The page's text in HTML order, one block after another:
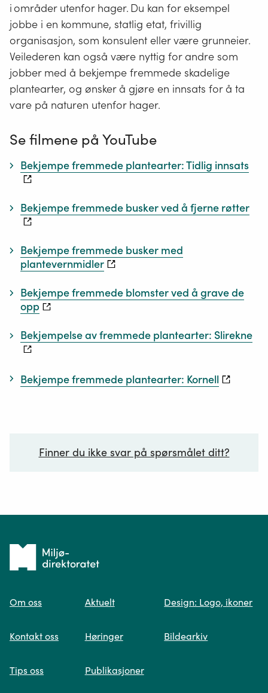
Slike
arter
som
på
i områder utenfor hager. Du kan for eksempel
jobbe i en kommune, statlig etat, frivillig
organisasjon, som konsulent eller være grunneier.
Veilederen kan også være nyttig for andre som
jobber med å bekjempe fremmede skadelige
plantearter, og ønsker å gjøre en innsats for å ta
vare på naturen utenfor hager.
Se filmene på YouTube
Bekjempe fremmede plantearter: Tidlig innsats
Bekjempe fremmede busker ved å fjerne røtter
Bekjempe fremmede busker med
plantevernmidler
Bekjempe fremmede blomster ved å grave de
opp
Bekjempelse av fremmede plantearter: Slirekne
Bekjempe fremmede plantearter: Kornell
Finner du ikke svar på spørsmålet ditt?
Spør oss
søk og viser deg vår mest relevante
Tilbake
forsiden
Om oss
Kontakt oss
Tips oss
Aktuelt
Høringer
Publikasjoner
Design: Logo, ikoner
Bildearkiv